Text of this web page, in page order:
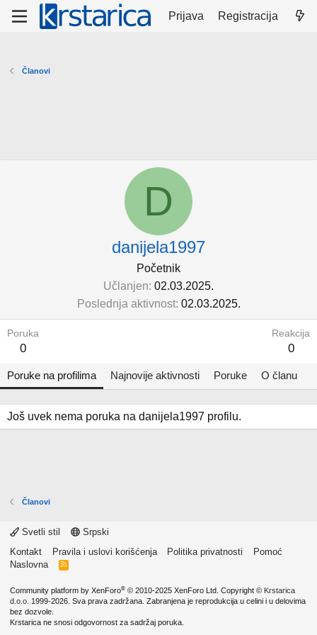
Prijava Registracija
Članovi
D
danijela1997
Početnik
Učlanjen 02.03.2025.
Poslednja aktivnost 02.03.2025.
Poruka
0
Reakcija
0
Poruke na profilima Najnovije aktivnosti Poruke O članu
Još uvek nema poruka na danijela1997 profilu.
Članovi
Svetli stil
Srpski
Kontakt
Pravila i uslovi korišćenja Politika privatnosti
Pomoć
Naslovna
R
Community platform by XenForo® © 2010-2025 XenForo Ltd. Copyright © Krstarica
d.o.o. 1999-2026. Sva prava zadržana. Zabranjena je reprodukcija u celini i u delovima
bez dozvole.
Krstarica ne snosi odgovornost za sadržaj poruka.